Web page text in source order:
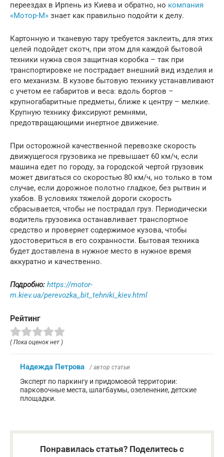
переездах в Ирпень из Киева и обратно, но компания
«Мотор-М» знает как правильно подойти к делу.
Картонную и тканевую тару требуется заклеить, для этих
целей подойдет скотч, при этом для каждой бытовой
техники нужна своя защитная коробка – так при
транспортировке не пострадает внешний вид изделия и
его механизм. В кузове бытовую технику устанавливают
с учетом ее габаритов и веса: вдоль бортов –
крупногабаритные предметы, ближе к центру – мелкие.
Крупную технику фиксируют ремнями,
предотвращающими инертное движение.
При осторожной качественной перевозке скорость
движущегося грузовика не превышает 60 км/ч, если
машина едет по городу, за городской чертой грузовик
может двигаться со скоростью 80 км/ч, но только в том
случае, если дорожное полотно гладкое, без рытвин и
ухабов. В условиях тяжелой дороги скорость
сбрасывается, чтобы не пострадал груз. Периодически
водитель грузовика останавливает транспортное
средство и проверяет содержимое кузова, чтобы
удостовериться в его сохранности. Бытовая техника
будет доставлена в нужное место в нужное время
аккуратно и качественно.
Подробно: https://motor-
m.kiev.ua/perevozka_bit_tehniki_kiev.html
Рейтинг
( Пока оценок нет )
Надежда Петрова / автор статьи
Эксперт по паркингу и придомовой территории:
парковочные места, шлагбаумы, озеленение, детские
площадки.
Понравилась статья? Поделитесь с